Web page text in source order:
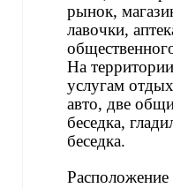
рынок,
лавочки,
На
услугам
авто, две
беседка,
беседка.